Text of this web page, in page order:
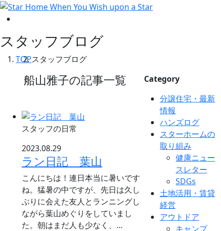
スタッフブログ
TOPスタッフブログ
船山雅子の記事一覧
スタッフの日常
2023.08.29
ラン日記 葉山
こんにちは！連日本当に暑いです
ね。猛暑の中ですが、先日は久し
ぶりに会えた友人とランニングし
ながら葉山めぐりをしていまし
た。朝はまだ人も少なく、…
Category
分譲住宅・最新
情報
ハンズログ
スターホームの
取り組み
健康ニュー
スレター
SDGs
土地活用・賃貸
経営
アウトドア
キャンプ